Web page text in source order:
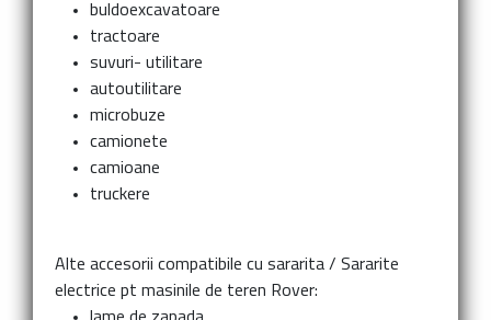
buldoexcavatoare
tractoare
suvuri- utilitare
autoutilitare
microbuze
camionete
camioane
truckere
Alte accesorii compatibile cu sararita / Sararite
electrice pt masinile de teren Rover: